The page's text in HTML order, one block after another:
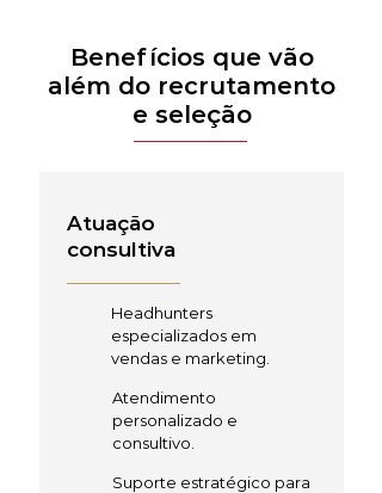
Benefícios que vão
além do recrutamento
e seleção
Atuação
consultiva
Headhunters
especializados em
vendas e marketing.
Atendimento
personalizado e
consultivo.
Suporte estratégico para